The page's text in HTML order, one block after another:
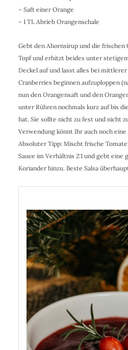
– Saft einer Orange
– 1 TL Abrieb Orangenschale
Gebt den Ahornsirup und die frischen
Topf und erhitzt beides unter
Deckel auf und lasst alles bei
Cranberries beginnen aufzuploppen
nun den Orangensaft und den
unter Rühren nochmals kurz auf bis
hat. Sie sollte nicht zu fest und nicht
Verwendung könnt Ihr auch noch
Absoluter Tipp: Mischt frische
Sauce im Verhältnis 2:1 und gebt eine
Koriander hinzu. Beste Salsa